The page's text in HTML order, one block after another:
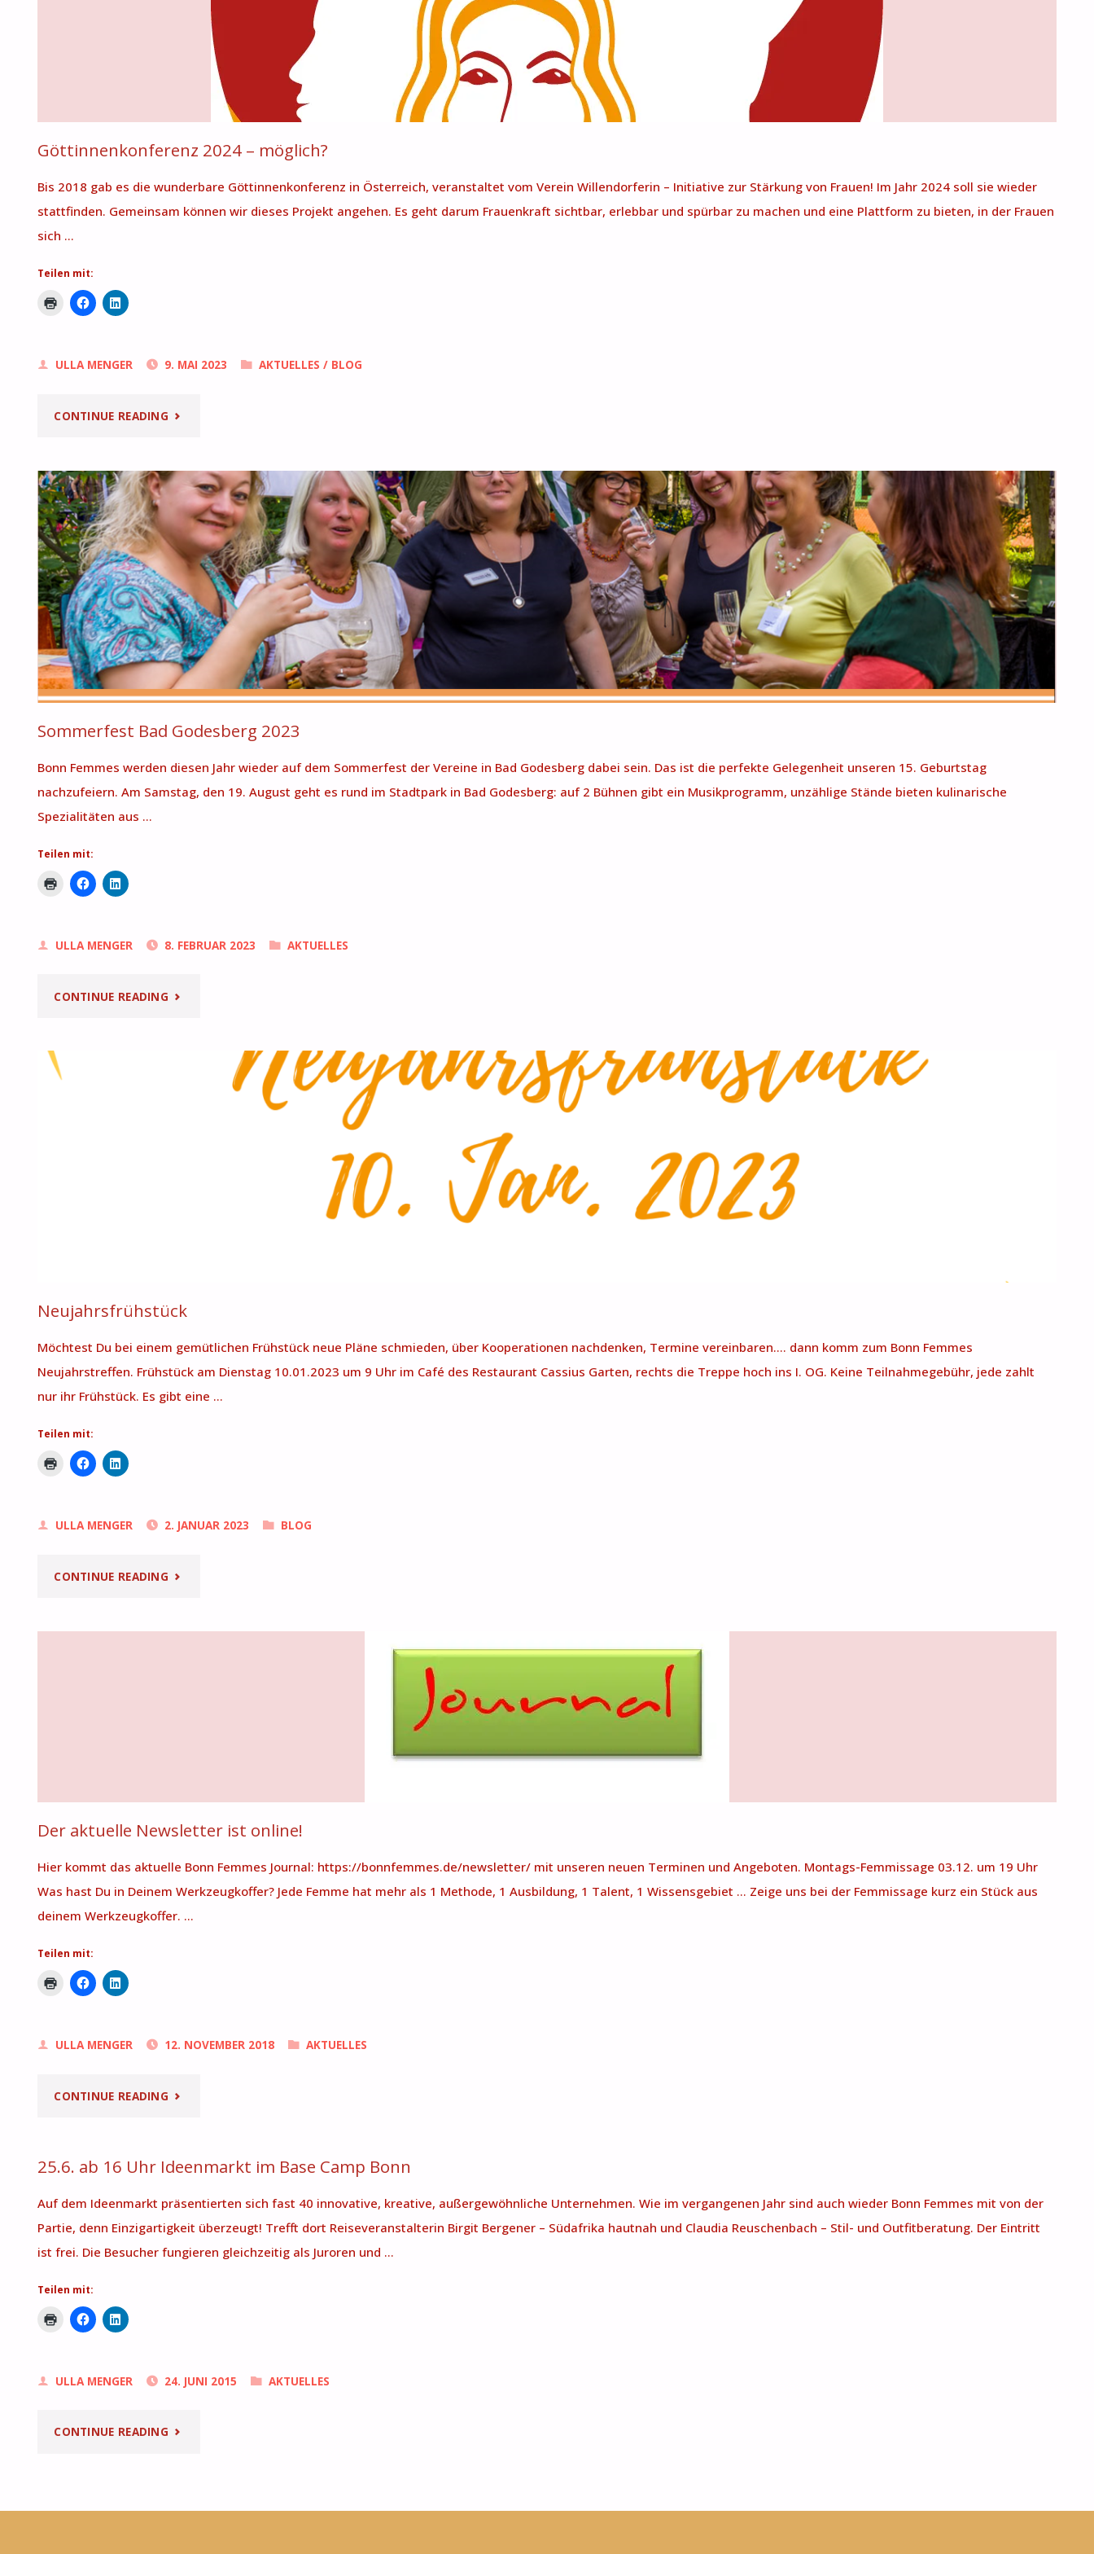
Göttinnenkonferenz 2024 – möglich?
Bis 2018 gab es die wunderbare Göttinnenkonferenz in Österreich, veranstaltet vom Verein Willendorferin – Initiative zur Stärkung von Frauen! Im Jahr 2024 soll sie wieder
stattfinden. Gemeinsam können wir dieses Projekt angehen. Es geht darum Frauenkraft sichtbar, erlebbar und spürbar zu machen und eine Plattform zu bieten, in der Frauen
sich …
Teilen mit:
ULLA MENGER 9. MAI 2023 AKTUELLES / BLOG
CONTINUE READING "GÖTTINNENKONFERENZ
–
MÖGLICH?"
Sommerfest Bad Godesberg 2023
Bonn Femmes werden diesen Jahr wieder auf dem Sommerfest der Vereine in Bad Godesberg dabei sein. Das ist die perfekte Gelegenheit unseren 15. Geburtstag
nachzufeiern. Am Samstag, den 19. August geht es rund im Stadtpark in Bad Godesberg: auf 2 Bühnen gibt ein Musikprogramm, unzählige Stände bieten kulinarische
Spezialitäten aus …
Teilen mit:
ULLA MENGER 8. FEBRUAR 2023 AKTUELLES
CONTINUE READING "SOMMERFEST
GODESBERG
Neujahrsfrühstück
Möchtest Du bei einem gemütlichen Frühstück neue Pläne schmieden, über Kooperationen nachdenken, Termine vereinbaren…. dann komm zum Bonn Femmes
Neujahrstreffen. Frühstück am Dienstag 10.01.2023 um 9 Uhr im Café des Restaurant Cassius Garten, rechts die Treppe hoch ins I. OG. Keine Teilnahmegebühr, jede zahlt
nur ihr Frühstück. Es gibt eine …
Teilen mit:
ULLA MENGER 2. JANUAR 2023 BLOG
CONTINUE READING "NEUJAHRSFRÜHSTÜCK"
Der aktuelle Newsletter ist online!
Hier kommt das aktuelle Bonn Femmes Journal: https://bonnfemmes.de/newsletter/ mit unseren neuen Terminen und Angeboten. Montags-Femmissage 03.12. um 19 Uhr
Was hast Du in Deinem Werkzeugkoffer? Jede Femme hat mehr als 1 Methode, 1 Ausbildung, 1 Talent, 1 Wissensgebiet … Zeige uns bei der Femmissage kurz ein Stück aus
deinem Werkzeugkoffer. …
Teilen mit:
ULLA MENGER 12. NOVEMBER 2018 AKTUELLES
CONTINUE READING "DER
NEWSLETTER
IST
ONLINE!"
25.6. ab 16 Uhr Ideenmarkt im Base Camp Bonn
Auf dem Ideenmarkt präsentierten sich fast 40 innovative, kreative, außergewöhnliche Unternehmen. Wie im vergangenen Jahr sind auch wieder Bonn Femmes mit von der
Partie, denn Einzigartigkeit überzeugt! Trefft dort Reiseveranstalterin Birgit Bergener – Südafrika hautnah und Claudia Reuschenbach – Stil- und Outfitberatung. Der Eintritt
ist frei. Die Besucher fungieren gleichzeitig als Juroren und …
Teilen mit:
ULLA MENGER 24. JUNI 2015 AKTUELLES
CONTINUE READING "25.6.